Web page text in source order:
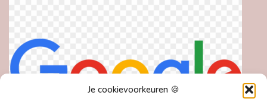
Je cookievoorkeuren 🍪